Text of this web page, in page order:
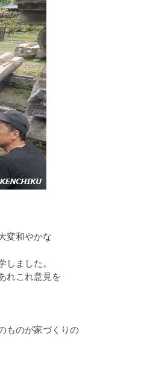
変和やかな
ました。
れこれ意見を
ものが家づくりの